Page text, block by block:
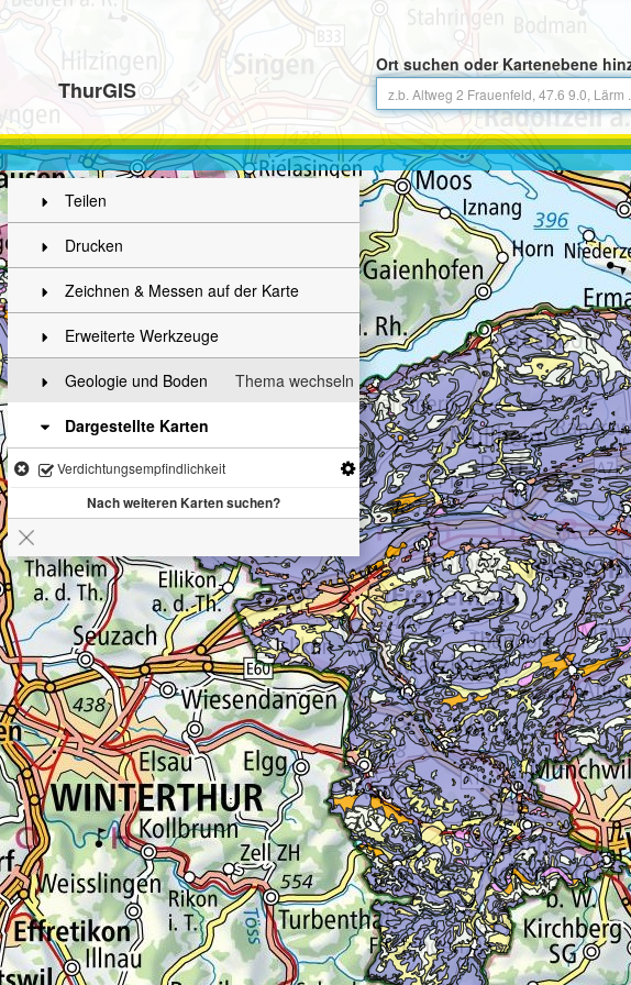
ThurGIS
Ort suchen oder Kartenebene
Teilen
Drucken
Zeichnen & Messen auf der Karte
Erweiterte Werkzeuge
Thema wechseln
Geologie und Boden
Dargestellte Karten
Verdichtungsempfindlichkeit
Nach weiteren Karten suchen?